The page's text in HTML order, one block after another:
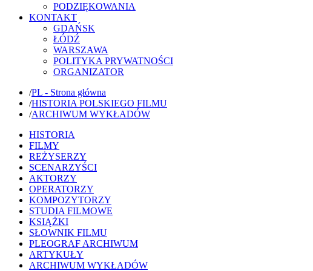
PODZIĘKOWANIA
KONTAKT
GDAŃSK
ŁÓDŹ
WARSZAWA
POLITYKA PRYWATNOŚCI
ORGANIZATOR
/PL - Strona główna
/HISTORIA POLSKIEGO FILMU
/ARCHIWUM WYKŁADÓW
HISTORIA
FILMY
REŻYSERZY
SCENARZYŚCI
AKTORZY
OPERATORZY
KOMPOZYTORZY
STUDIA FILMOWE
KSIĄŻKI
SŁOWNIK FILMU
PLEOGRAF ARCHIWUM
ARTYKUŁY
ARCHIWUM WYKŁADÓW